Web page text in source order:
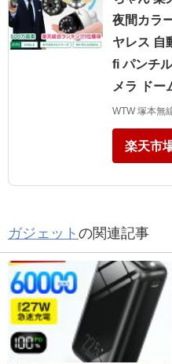
夜間カラ
ヤレス 自
fi パンチ
メラ ドー
WTW 塚本無
楽天市
ガジェット の関連記事